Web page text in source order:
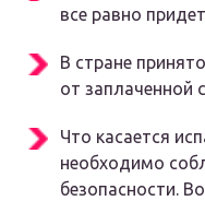
все равно
В стране
от заплаченной
Что касается
необходимо
безопасности.